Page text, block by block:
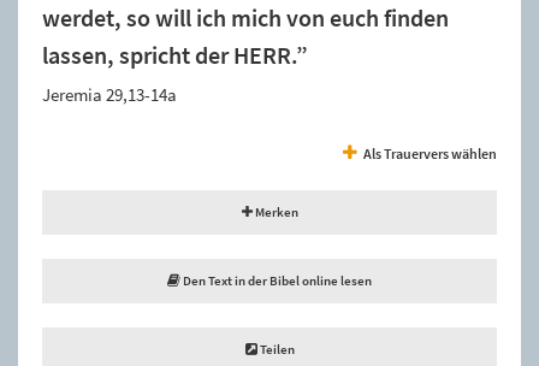
werdet, so will ich mich von euch finden
lassen, spricht der HERR.”
Jeremia 29,13-14a
Als Trauervers wählen
Merken
Den Text in der Bibel online lesen
Teilen